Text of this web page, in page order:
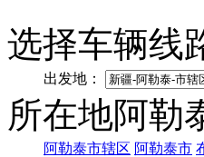
选择车辆线
出发地：
所在地阿勒
阿勒泰市辖区 阿勒泰市